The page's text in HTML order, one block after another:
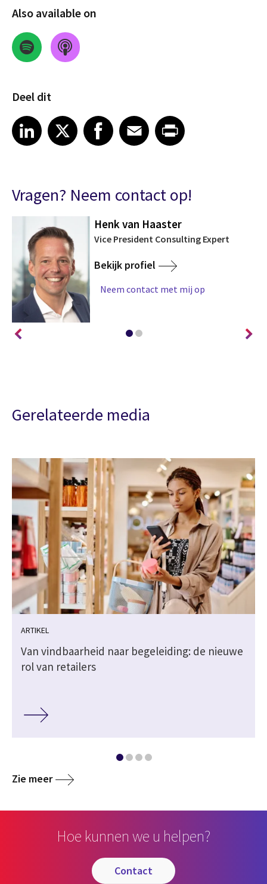
Also available on
Deel dit
Share on LinkedIn
LinkedIn
Share on X Share on FacebookFacebook
Share on EmailEmailShare on Print
Vragen? Neem contact op!
Henk van Haaster
Vice President Consulting Expert
Bekijk profiel
Neem contact met mij op
Gerelateerde media
ARTIKEL
Van vindbaarheid naar begeleiding: de nieuwe
rol van retailers
Zie meer
Hoe kunnen we u helpen?
contact